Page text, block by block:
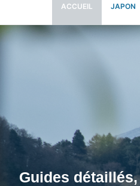
ACCUEIL JAPON
Guides